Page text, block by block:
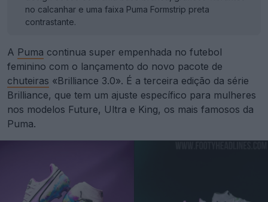
no calcanhar e uma faixa Puma Formstrip preta
contrastante.
A Puma continua super empenhada no futebol
feminino com o lançamento do novo pacote de
chuteiras «Brilliance 3.0». É a terceira edição da série
Brilliance, que tem um ajuste específico para mulheres
nos modelos Future, Ultra e King, os mais famosos da
Puma.